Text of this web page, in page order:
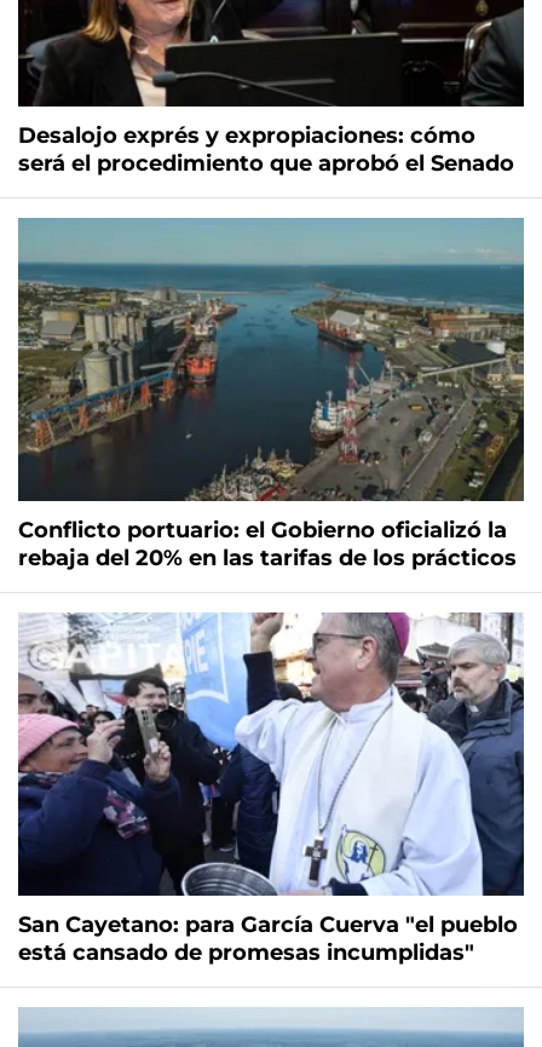
Desalojo exprés y expropiaciones: cómo
será el procedimiento que aprobó el Senado
Conflicto portuario: el Gobierno oficializó la
rebaja del 20% en las tarifas de los prácticos
San Cayetano: para García Cuerva "el pueblo
está cansado de promesas incumplidas"